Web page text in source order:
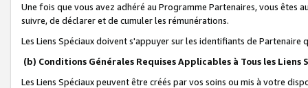
Une fois que vous avez adhéré au Programme Partenaires, vous êtes
suivre, de déclarer et de cumuler les rémunérations.
Les Liens Spéciaux doivent s'appuyer sur les identifiants de Partenaire
(b) Conditions Générales Requises Applicables à Tous les Liens
Les Liens Spéciaux peuvent être créés par vos soins ou mis à votre